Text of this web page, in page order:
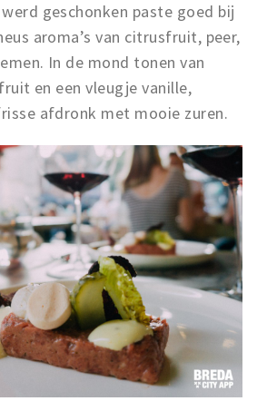
geschonken paste goed bij
aroma’s van citrusfruit, peer,
In de mond tonen van
en een vleugje vanille,
afdronk met mooie zuren.